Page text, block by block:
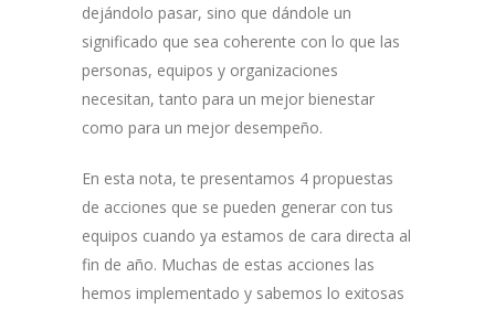
dejándolo pasar, sino que dándole un
significado que sea coherente con lo que las
personas, equipos y organizaciones
necesitan, tanto para un mejor bienestar
como para un mejor desempeño.
En esta nota, te presentamos 4 propuestas
de acciones que se pueden generar con tus
equipos cuando ya estamos de cara directa al
fin de año. Muchas de estas acciones las
hemos implementado y sabemos lo exitosas